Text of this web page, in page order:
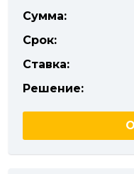
Сумма:
Срок:
Ставка:
Решение: